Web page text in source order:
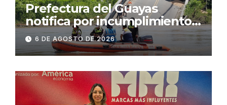
Prefectura del Guayas
notifica por incumplimiento
contractual a la
Concesionaria CONORTE y
exige celeridad en
desmontaje del puente
Gonzalo Icaza Cornejo, en
Daule
6 DE AGOSTO DE 2026